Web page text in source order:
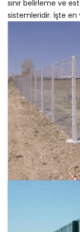
sınır belirleme ve
sistemleridir. İşte en